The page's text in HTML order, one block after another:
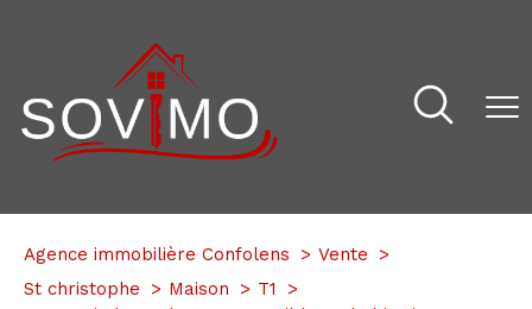
Agence immobilière Confolens
Vente
St christophe
Maison
T1